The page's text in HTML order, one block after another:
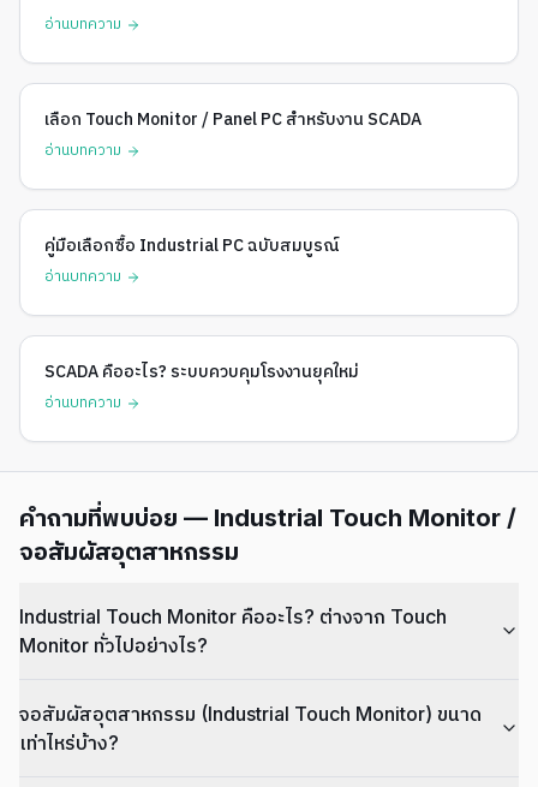
อ่านบทความ
เลือก Touch Monitor / Panel PC สำหรับงาน SCADA
อ่านบทความ
คู่มือเลือกซื้อ Industrial PC ฉบับสมบูรณ์
อ่านบทความ
SCADA คืออะไร? ระบบควบคุมโรงงานยุคใหม่
อ่านบทความ
คำถามที่พบบ่อย — Industrial Touch Monitor /
จอสัมผัสอุตสาหกรรม
Industrial Touch Monitor คืออะไร? ต่างจาก Touch
Monitor ทั่วไปอย่างไร?
จอสัมผัสอุตสาหกรรม (Industrial Touch Monitor) ขนาด
เท่าไหร่บ้าง?